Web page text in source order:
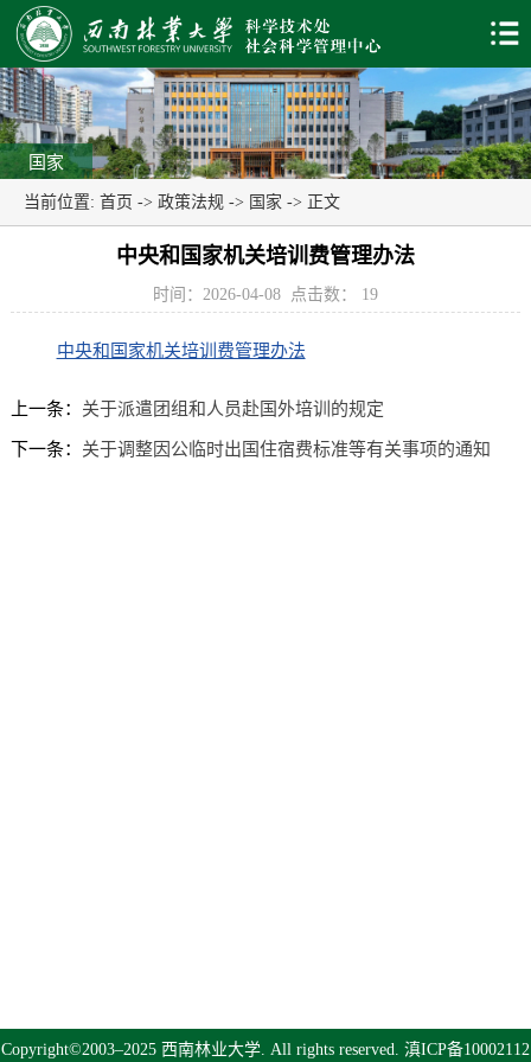
国家
当前位置: 首页 -> 政策法规 -> 国家 -> 正文
中央和国家机关培训费管理办法
时间：2026-04-08 点击数： 19
中央和国家机关培训费管理办法
上一条： 关于派遣团组和人员赴国外培训的规定
下一条： 关于调整因公临时出国住宿费标准等有关事项的通知
Copyright©2003–2025 西南林业大学. All rights reserved. 滇ICP备10002112